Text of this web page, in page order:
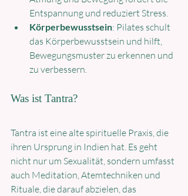
Entspannung und reduziert Stress.
Körperbewusstsein: Pilates schult
das Körperbewusstsein und hilft,
Bewegungsmuster zu erkennen und
zu verbessern.
Was ist Tantra?
Tantra ist eine alte spirituelle Praxis, die
ihren Ursprung in Indien hat. Es geht
nicht nur um Sexualität, sondern umfasst
auch Meditation, Atemtechniken und
Rituale, die darauf abzielen, das